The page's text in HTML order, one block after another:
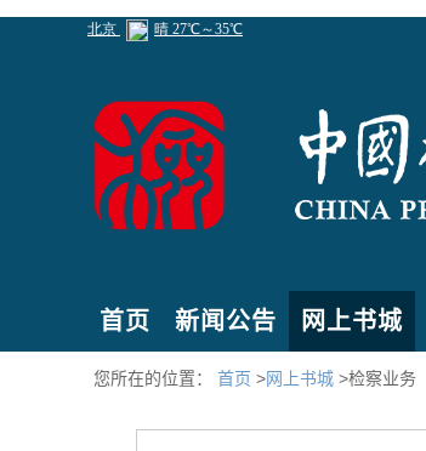
首页 新闻公告 网上书城
您所在的位置： 首页 >网上书城 >检察业务